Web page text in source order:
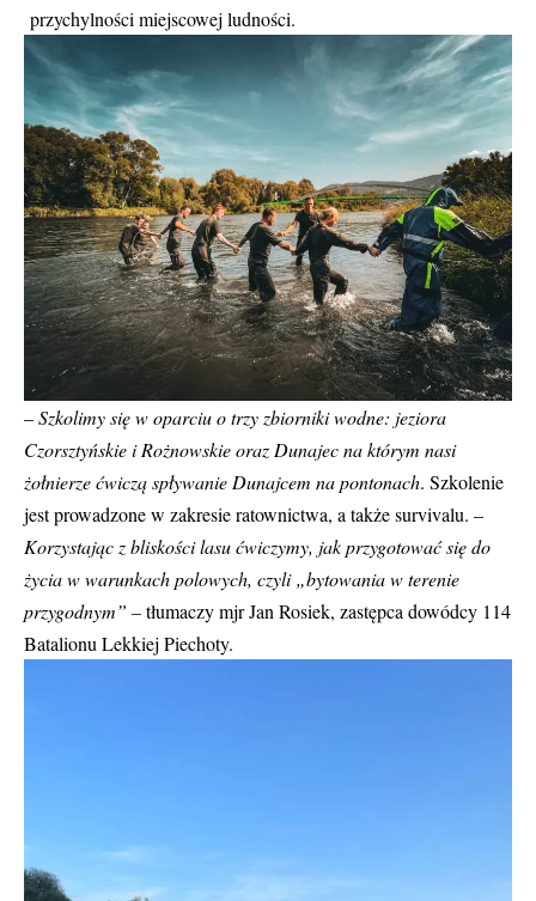
przychylności miejscowej ludności.
–Szkolimy się w oparciu o trzy zbiorniki wodne: jeziora
Czorsztyńskie i Rożnowskie oraz Dunajec na którym nasi
żołnierze ćwiczą spływanie Dunajcem na pontonach. Szkolenie
jest prowadzone w zakresie ratownictwa, a także survivalu. –
Korzystając z bliskości lasu ćwiczymy, jak przygotować się do
życia w warunkach polowych, czyli „bytowania w terenie
przygodnym” – tłumaczy mjr Jan Rosiek, zastępca dowódcy 114
Batalionu Lekkiej Piechoty.